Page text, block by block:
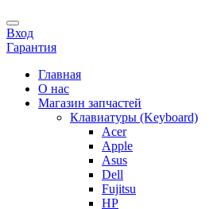
Вход
Гарантия
Главная
О нас
Магазин запчастей
Клавиатуры (Keyboard)
Acer
Apple
Asus
Dell
Fujitsu
HP